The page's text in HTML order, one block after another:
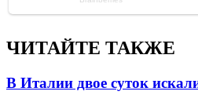
ЧИТАЙТЕ ТАКЖЕ
В Италии двое суток